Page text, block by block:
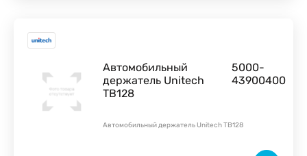
Автомобильный
держатель Unitech
TB128
5000-
43900400
Автомобильный держатель Unitech TB128